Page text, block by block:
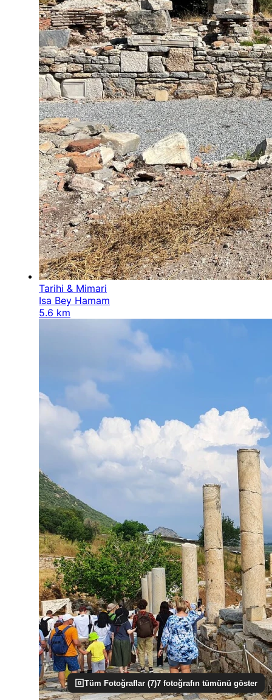
Tüm Fotoğraflar (7)7 fotoğrafın tümünü göster
Tarihi & Mimari
Isa Bey Hamam
5.6 km